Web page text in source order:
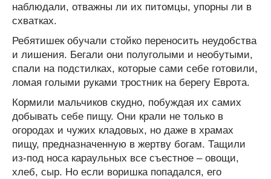
наблюдали, отважны ли их питомцы, упорны ли в
схватках.
Ребятишек обучали стойко переносить неудобства
и лишения. Бегали они полуголыми и необутыми,
спали на подстилках, которые сами себе готовили,
ломая голыми руками тростник на берегу Еврота.
Кормили мальчиков скудно, побуждая их самих
добывать себе пищу. Они крали не только в
огородах и чужих кладовых, но даже в храмах
пищу, предназначенную в жертву богам. Тащили
из-под носа караульных все съестное – овощи,
хлеб, сыр. Но если воришка попадался, его